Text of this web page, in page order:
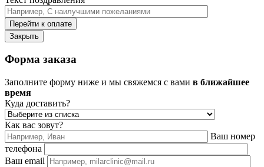
Перейти к оплате
Закрыть
Форма заказа
Заполните форму ниже и мы свяжемся с вами в ближайшее
время
Куда доставить?
Как вас зовут?
Ваш номер
телефона
Ваш email